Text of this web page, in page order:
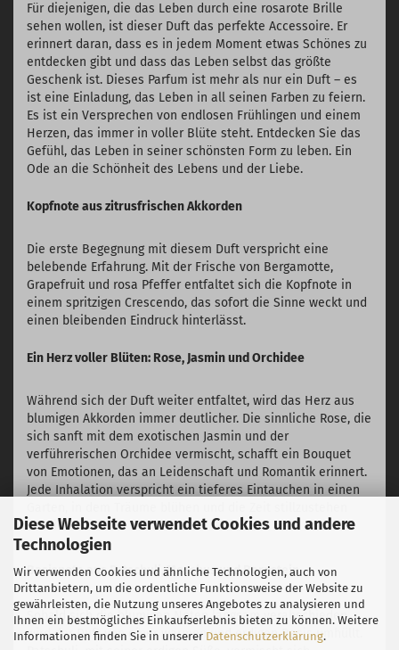
Diese Webseite verwendet Cookies und andere
Technologien
Wir verwenden Cookies und ähnliche Technologien, auch von
Drittanbietern, um die ordentliche Funktionsweise der Website zu
gewährleisten, die Nutzung unseres Angebotes zu analysieren und
Ihnen ein bestmögliches Einkaufserlebnis bieten zu können. Weitere
Informationen finden Sie in unserer Datenschutzerklärung.
Für diejenigen, die das Leben durch eine rosarote Brille
sehen wollen, ist dieser Duft das perfekte Accessoire. Er
erinnert daran, dass es in jedem Moment etwas Schönes zu
entdecken gibt und dass das Leben selbst das größte
Geschenk ist. Dieses Parfum ist mehr als nur ein Duft – es
ist eine Einladung, das Leben in all seinen Farben zu feiern.
Es ist ein Versprechen von endlosen Frühlingen und einem
Herzen, das immer in voller Blüte steht. Entdecken Sie das
Gefühl, das Leben in seiner schönsten Form zu leben. Ein
Ode an die Schönheit des Lebens und der Liebe.
Kopfnote aus zitrusfrischen Akkorden
Die erste Begegnung mit diesem Duft verspricht eine
belebende Erfahrung. Mit der Frische von Bergamotte,
Grapefruit und rosa Pfeffer entfaltet sich die Kopfnote in
einem spritzigen Crescendo, das sofort die Sinne weckt und
einen bleibenden Eindruck hinterlässt.
Ein Herz voller Blüten: Rose, Jasmin und Orchidee
Während sich der Duft weiter entfaltet, wird das Herz aus
blumigen Akkorden immer deutlicher. Die sinnliche Rose, die
sich sanft mit dem exotischen Jasmin und der
verführerischen Orchidee vermischt, schafft ein Bouquet
von Emotionen, das an Leidenschaft und Romantik erinnert.
Jede Inhalation verspricht ein tieferes Eintauchen in einen
scheint.
Basisnote aus Patschuli, Moschus und Bernstein
Sobald sich die blumigen Noten langsam verabschieden,
wird der Duft von einer warmen und erdigen Basis umhüllt.